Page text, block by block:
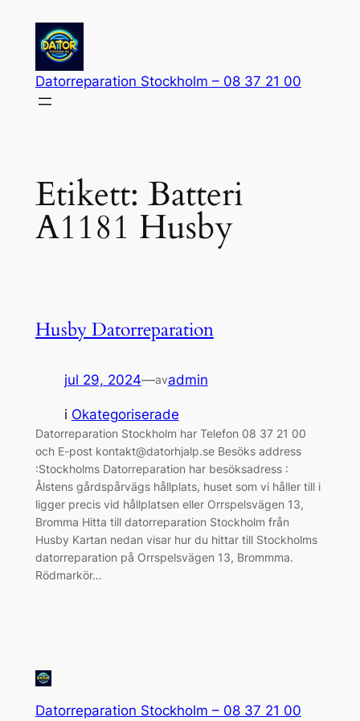
innehåll
Datorreparation Stockholm – 08 37 21 00
Etikett: Batteri
A1181 Husby
Husby Datorreparation
jul 29, 2024—avadmin
i Okategoriserade
Datorreparation Stockholm har Telefon 08 37 21 00
och E-post kontakt@datorhjalp.se Besöks address
:Stockholms Datorreparation har besöksadress :
Ålstens gårdspårvägs hållplats, huset som vi håller till i
ligger precis vid hållplatsen eller Orrspelsvägen 13,
Bromma Hitta till datorreparation Stockholm från
Husby Kartan nedan visar hur du hittar till Stockholms
datorreparation på Orrspelsvägen 13, Brommma.
Rödmarkör…
Datorreparation Stockholm – 08 37 21 00